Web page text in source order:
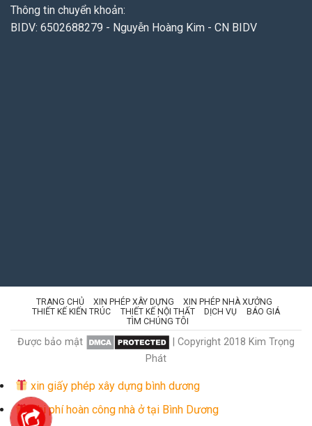
Thông tin chuyển khoản:
BIDV: 6502688279 - Nguyễn Hoàng Kim - CN BIDV
TRANG CHỦ XIN PHÉP XÂY DỰNG
XIN PHÉP NHÀ XƯỞNG
THIẾT KẾ KIẾN TRÚC
THIẾT KẾ NỘI THẤT DỊCH VỤ
BÁO GIÁ
TÌM CHÚNG TÔI
Được bảo mật
| Copyright 2018 Kim Trọng
Phát
xin giấy phép xây dựng bình dương
Chi phí hoàn công nhà ở tại Bình Dương